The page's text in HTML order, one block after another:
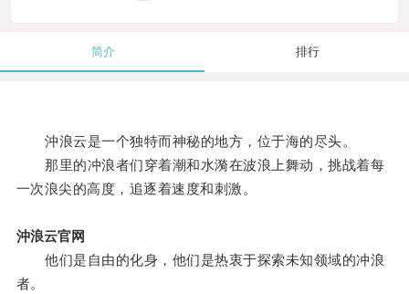
简介 排行
沖浪云是一个独特而神秘的地方，位于海的尽头。
那里的冲浪者们穿着潮和水漪在波浪上舞动，挑战着每
一次浪尖的高度，追逐着速度和刺激。
沖浪云官网
他们是自由的化身，他们是热衷于探索未知领域的冲浪
者。